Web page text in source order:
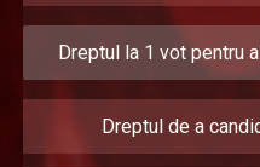
Dreptul la 1 vot pentru
Dreptul de a